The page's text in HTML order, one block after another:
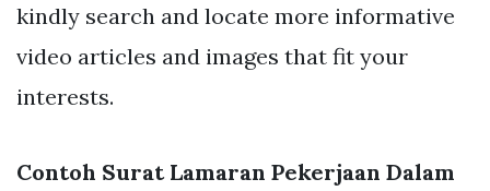
kindly search and locate more informative
video articles and images that fit your
interests.
Contoh Surat Lamaran Pekerjaan Dalam